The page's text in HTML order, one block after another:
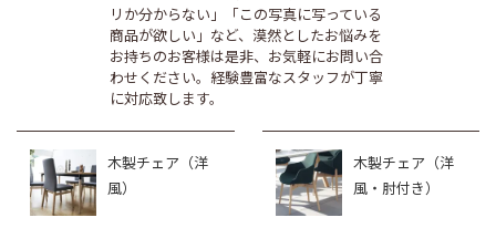
リか分からない」「この写真に写っている
商品が欲しい」など、漠然としたお悩みを
お持ちのお客様は是非、お気軽にお問い合
わせください。経験豊富なスタッフが丁寧
に対応致します。
木製チェア（洋
風）
木製チェア（洋
風・肘付き）